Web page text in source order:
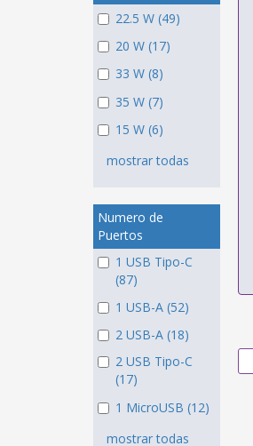
22.5 W (49)
20 W (17)
33 W (8)
35 W (7)
15 W (6)
mostrar todas
Numero de
Puertos
1 USB Tipo-C
(87)
1 USB-A (52)
2 USB-A (18)
2 USB Tipo-C
(17)
1 MicroUSB (12)
mostrar todas